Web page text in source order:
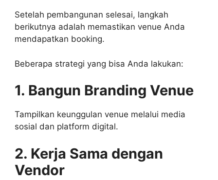
Setelah pembangunan selesai, langkah
berikutnya adalah memastikan venue Anda
mendapatkan booking.
Beberapa strategi yang bisa Anda lakukan:
1. Bangun Branding Venue
Tampilkan keunggulan venue melalui media
sosial dan platform digital.
2. Kerja Sama dengan
Vendor